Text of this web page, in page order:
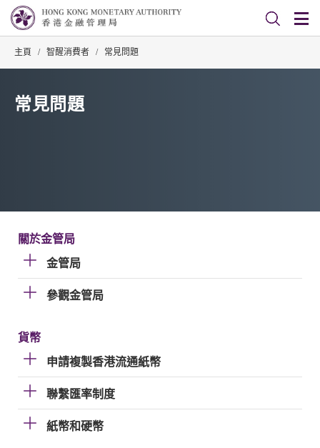
主頁 / 智醒消費者 / 常見問題
常見問題
關於金管局
金管局
參觀金管局
貨幣
申請複製香港流通紙幣
聯繫匯率制度
紙幣和硬幣